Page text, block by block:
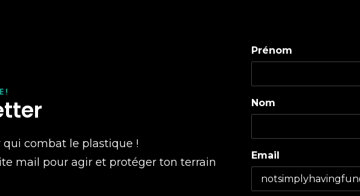
!
combat le plastique !
mail pour agir et protéger ton terrain
Prénom
Nom
Email